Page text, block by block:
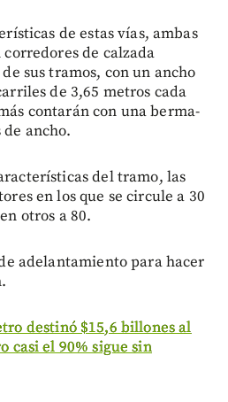
de estas vías, ambas
de calzada
sus tramos, con un ancho
de 3,65 metros cada
contarán con una berma-
ancho.
del tramo, las
en los que se circule a 30
otros a 80.
adelantamiento para hacer
destinó $15,6 billones al
casi el 90% sigue sin